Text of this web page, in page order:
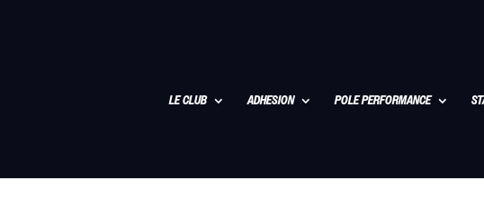
LE CLUB ADHESION POLE PERFORMANCE